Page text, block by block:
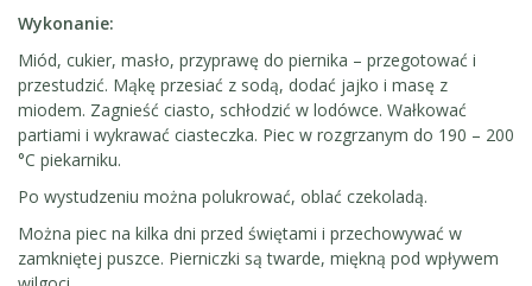
Wykonanie:
Miód, cukier, masło, przyprawę do piernika – przegotować i
przestudzić. Mąkę przesiać z sodą, dodać jajko i masę z
miodem. Zagnieść ciasto, schłodzić w lodówce. Wałkować
partiami i wykrawać ciasteczka. Piec w rozgrzanym do 190 – 200
°C piekarniku.
Po wystudzeniu można polukrować, oblać czekoladą.
Można piec na kilka dni przed świętami i przechowywać w
zamkniętej puszce. Pierniczki są twarde, miękną pod wpływem